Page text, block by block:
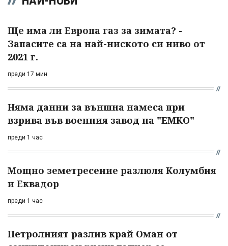
Ще има ли Европа газ за зимата? -
Запасите са на най-ниското си ниво от
2021 г.
преди 17 мин
Няма данни за външна намеса при
взрива във военния завод на "ЕМКО"
преди 1 час
Мощно земетресение разлюля Колумбия
и Еквадор
преди 1 час
Петролният разлив край Оман от